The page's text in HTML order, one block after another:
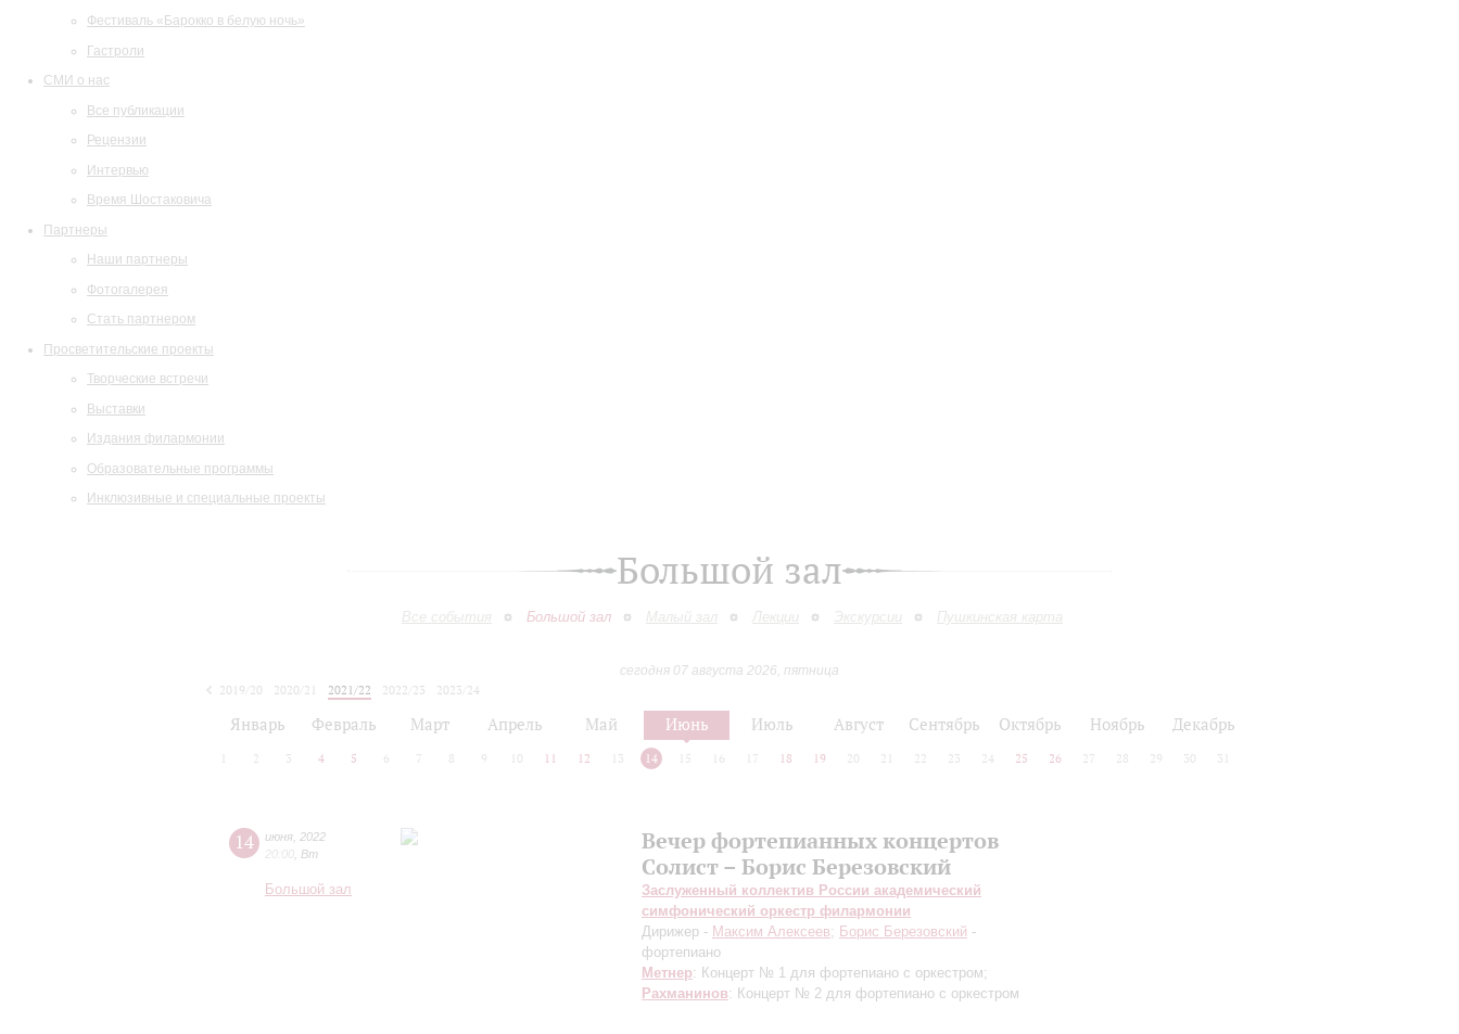
Фестиваль «Барокко в белую ночь»
Гастроли
СМИ о нас
Все публикации
Рецензии
Интервью
Время Шостаковича
Партнеры
Наши партнеры
Фотогалерея
Стать партнером
Просветительские проекты
Творческие встречи
Выставки
Издания филармонии
Образовательные программы
Инклюзивные и специальные проекты
Большой зал
Все события Большой зал Малый зал Лекции Экскурсии Пушкинская карта
сегодня 07 августа 2026, пятница
2019/20
2020/21 2021/22 2022/23
2023/24
Январь Февраль Март Апрель Май Июнь Июль Август Сентябрь Октябрь Ноябрь Декабрь
2 3 4 5 6 7 8 9 10 11 12 13 14 15 16 17 18 19 20 21 22 23 24 25 26 27 28 29 30 31
14 июня 2022
20:00 Вт
Большой зал
Вечер фортепианных концертов
Солист – Борис Березовский
Заслуженный коллектив России академический
симфонический оркестр филармонии
Дирижер - Максим Алексеев; Борис Березовский -
фортепиано
Метнер: Концерт № 1 для фортепиано с оркестром;
Рахманинов: Концерт № 2 для фортепиано с оркестром